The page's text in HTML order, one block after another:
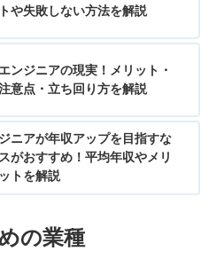
や失敗しない方法を解説
ンジニアの現実！メリット・
意点・立ち回り方を解説
ニアが年収アップを目指すな
がおすすめ！平均年収やメリ
トを解説
の業種